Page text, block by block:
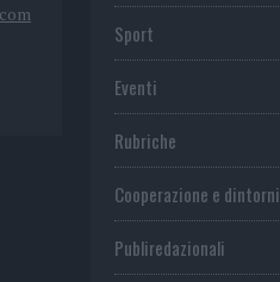
Sport
Eventi
Rubriche
Cooperazione e dintorni
Publiredazionali